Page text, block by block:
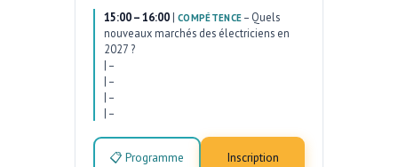
15:00 – 16:00 | COMPÉTENCE – Quels
nouveaux marchés des électriciens en
2027 ?
| –
| –
| –
| –
📋 Programme Inscription